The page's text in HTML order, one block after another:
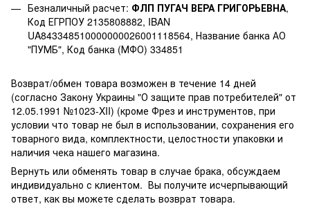
Безналичный расчет: ФЛП ПУГАЧ ВЕРА ГРИГОРЬЕВНА,
Код ЕГРПОУ 2135808882, IBAN
UA843348510000000026001118564, Название банка АО
"ПУМБ", Код банка (МФО) 334851
Возврат/обмен товара возможен в течение 14 дней
(согласно Закону Украины "О защите прав потребителей" от
12.05.1991 №1023-XII) (кроме Фрез и инструментов, при
условии что товар не был в использовании, сохранения его
товарного вида, комплектности, целостности упаковки и
наличия чека нашего магазина.
Вернуть или обменять товар в случае брака, обсуждаем
индивидуально с клиентом. Вы получите исчерпывающий
ответ, как вы можете сделать возврат товара.